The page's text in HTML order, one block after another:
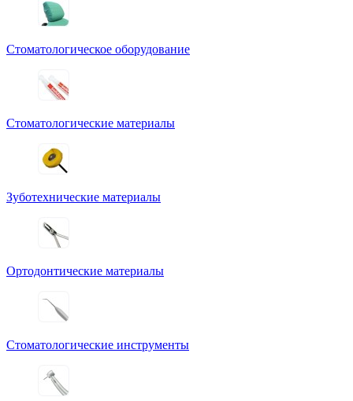
Стоматологическое оборудование
Стоматологические материалы
Зуботехнические материалы
Ортодонтические материалы
Стоматологические инструменты